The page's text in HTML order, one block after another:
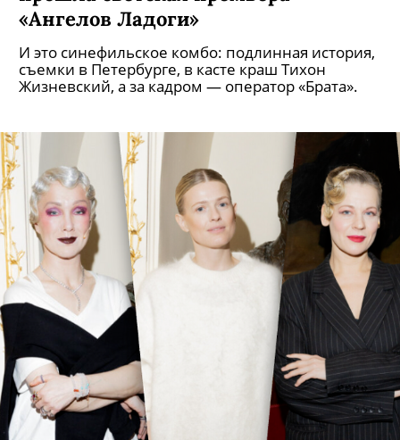
«Ангелов Ладоги»
И это синефильское комбо: подлинная история,
съемки в Петербурге, в касте краш Тихон
Жизневский, а за кадром — оператор «Брата».